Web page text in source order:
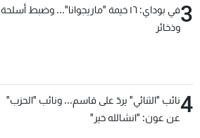
3
في بوداي: ١٦ خيمة "ماريجوانا"... وضبط أسلحة
وذخائر
4نائب "الثنائي" يردّ على قاسم... ونائب "الحزب"
عن عون: "انشالله خير"